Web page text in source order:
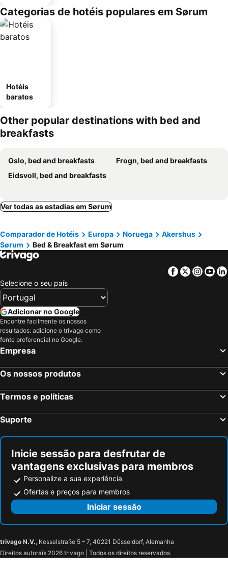
Categorias de hotéis populares em Sørum
Hotéis
baratos
Other popular destinations with bed and
breakfasts
Oslo, bed and breakfasts
Frogn, bed and breakfasts
Eidsvoll, bed and breakfasts
Ver todas as estadias em Sørum
Comparador de Hotéis Europa Noruega
Akershus
Sørum
Bed & Breakfast em Sørum
Facebook
Twitter
Selecione o seu país
Adicionar no Google
Encontre facilmente os nossos
resultados: adicione o trivago como
fonte preferencial no Google.
Empresa
Os nossos produtos
Termos e políticas
Suporte
Inicie sessão para desfrutar de
vantagens exclusivas para membros
Personalize a sua experiência
Ofertas e preços para membros
Iniciar sessão
trivago N.V., Kesselstraße 5 – 7, 40221 Düsseldorf, Alemanha
Direitos autorais 2026 trivago | Todos os direitos reservados.